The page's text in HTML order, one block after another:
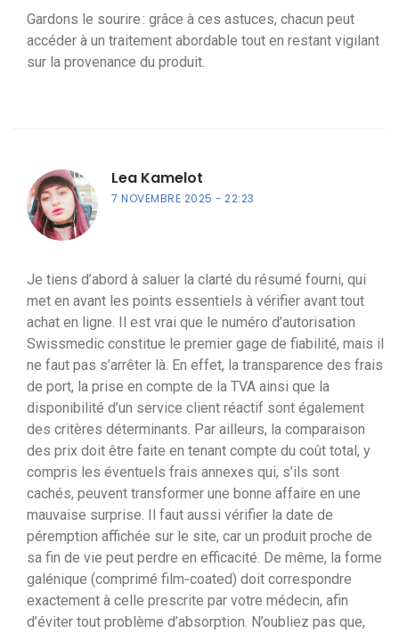
Gardons le sourire : grâce à ces astuces, chacun peut
accéder à un traitement abordable tout en restant vigilant
sur la provenance du produit.
Lea Kamelot
7 NOVEMBRE 2025 22:23
Je tiens d’abord à saluer la clarté du résumé fourni, qui
met en avant les points essentiels à vérifier avant tout
achat en ligne. Il est vrai que le numéro d’autorisation
Swissmedic constitue le premier gage de fiabilité, mais il
ne faut pas s’arrêter là. En effet, la transparence des frais
de port, la prise en compte de la TVA ainsi que la
disponibilité d’un service client réactif sont également
des critères déterminants. Par ailleurs, la comparaison
des prix doit être faite en tenant compte du coût total, y
compris les éventuels frais annexes qui, s’ils sont
cachés, peuvent transformer une bonne affaire en une
mauvaise surprise. Il faut aussi vérifier la date de
péremption affichée sur le site, car un produit proche de
sa fin de vie peut perdre en efficacité. De même, la forme
galénique (comprimé film‑coated) doit correspondre
exactement à celle prescrite par votre médecin, afin
d’éviter tout problème d’absorption. N’oubliez pas que,